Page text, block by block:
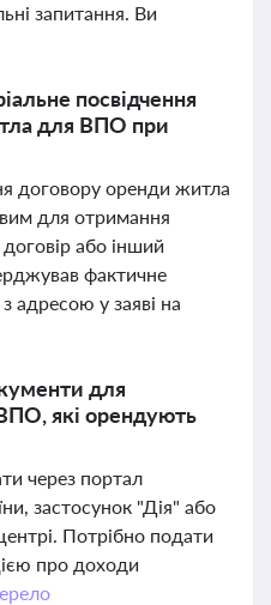
запитання. Ви
посвідчення
для ВПО при
договору оренди житла
для отримання
або інший
фактичне
адресою у заяві на
для
які орендують
через портал
застосунок "Дія" або
Потрібно подати
про доходи